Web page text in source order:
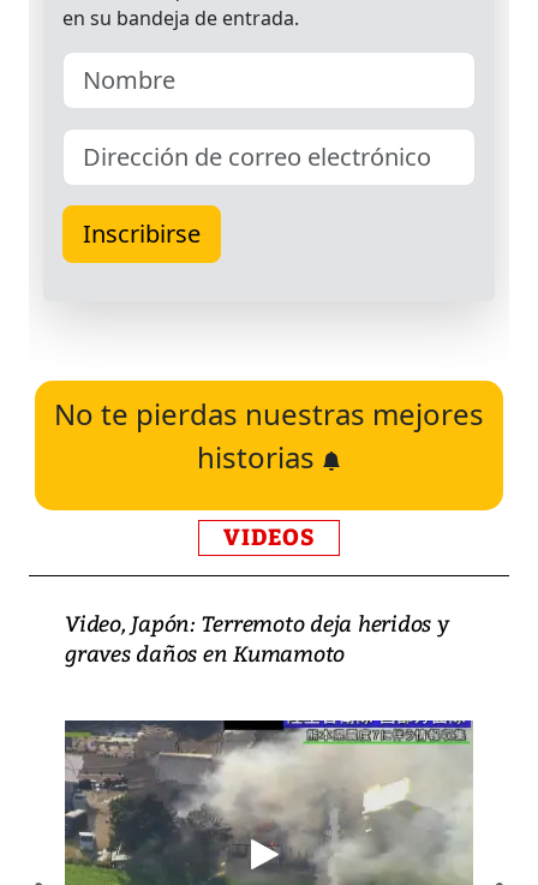
No te pierdas nuestras mejores
historias
VIDEOS
Video, Japón: Terremoto deja heridos y
graves daños en Kumamoto